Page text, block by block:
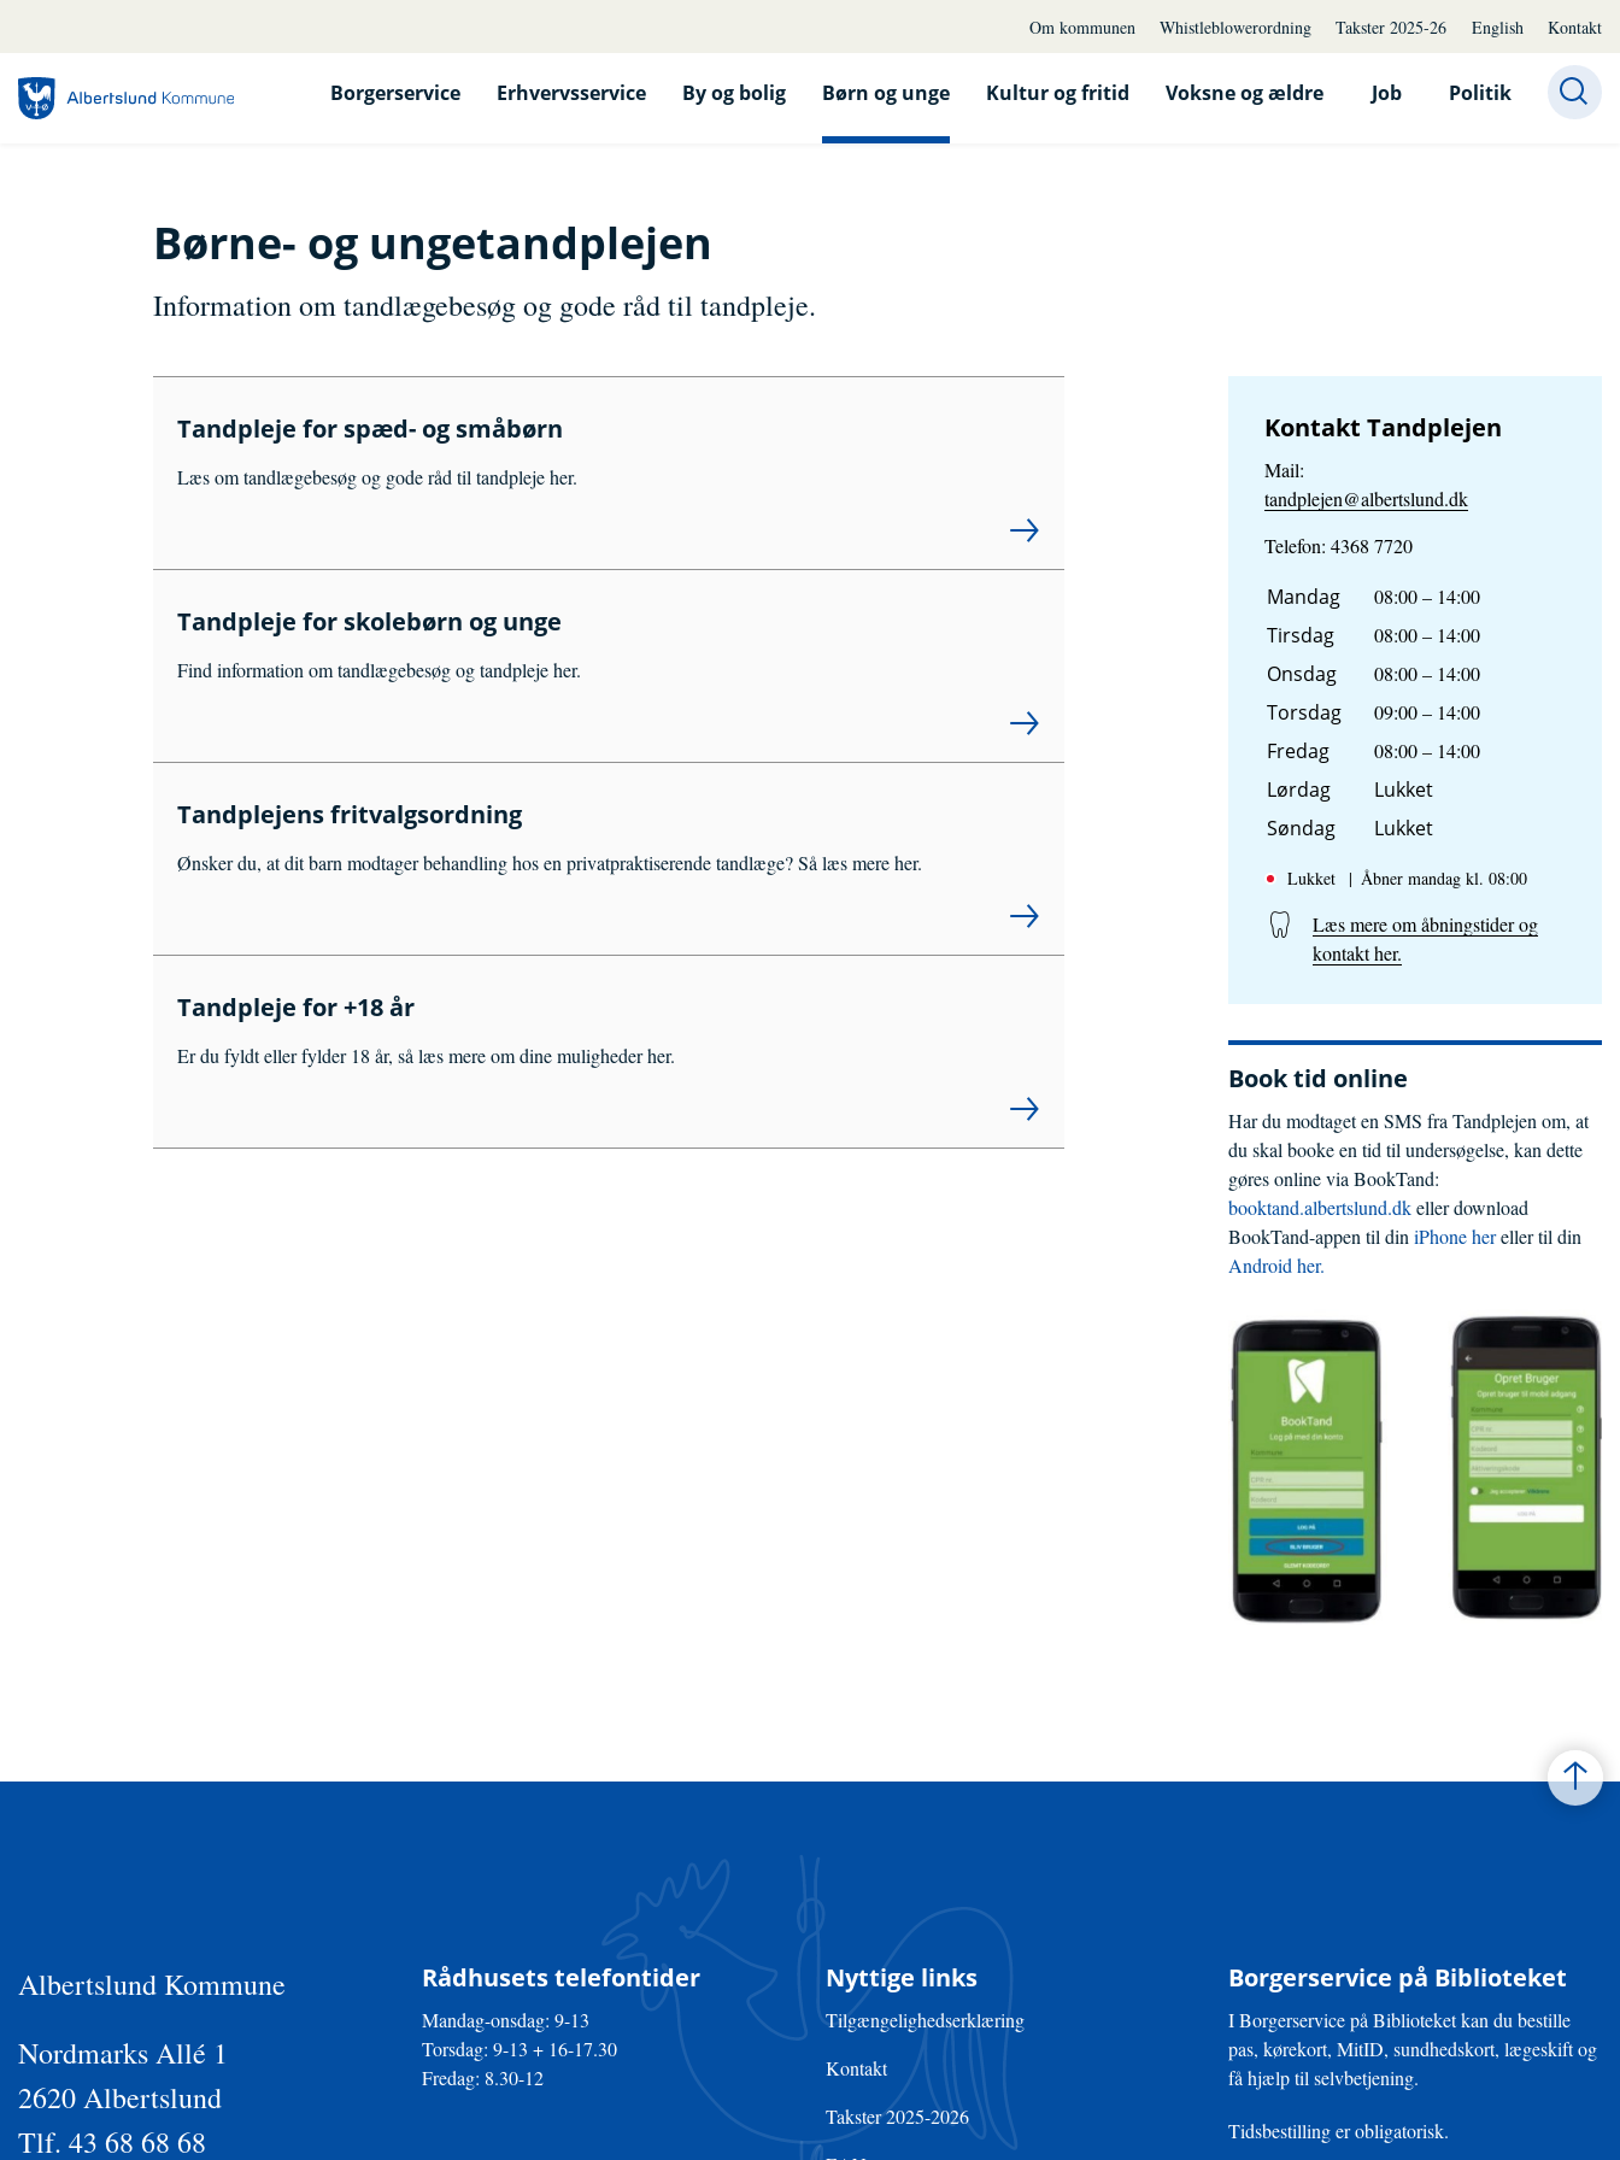
Om kommunen Whistleblowerordning Takster 2025-26 English Kontakt
Borgerservice Erhvervsservice By og bolig Børn og unge Kultur og fritid Voksne og ældre Job Politik
Børne- og ungetandplejen
Information om tandlægebesøg og gode råd til tandpleje.
Tandpleje for spæd- og småbørn
Læs om tandlægebesøg og gode råd til tandpleje her.
Tandpleje for skolebørn og unge
Find information om tandlægebesøg og tandpleje her.
Tandplejens fritvalgsordning
Ønsker du, at dit barn modtager behandling hos en privatpraktiserende tandlæge? Så læs mere her.
Tandpleje for +18 år
Er du fyldt eller fylder 18 år, så læs mere om dine muligheder her.
Kontakt Tandplejen
Mail:
tandplejen@albertslund.dk
Telefon: 4368 7720
Mandag 08:00 – 14:00
Tirsdag 08:00 – 14:00
Onsdag 08:00 – 14:00
Torsdag 09:00 – 14:00
Fredag 08:00 – 14:00
Lørdag
Lukket
Søndag
Lukket
Lukket Åbner mandag kl. 08:00
Læs mere om åbningstider og
kontakt her.
Book tid online
Har du modtaget en SMS fra Tandplejen om, at
du skal booke en tid til undersøgelse, kan dette
gøres online via BookTand:
booktand.albertslund.dkeller download
BookTand-appen til diniPhone hereller til din
Android her.
Albertslund Kommune
Nordmarks Allé 1
2620 Albertslund
Tlf. 43 68 68 68
Rådhusets telefontider
Mandag-onsdag: 9-13
Torsdag: 9-13 + 16-17.30
Fredag: 8.30-12
Nyttige links
Tilgængelighedserklæring
Kontakt
Takster 2025-2026
Borgerservice på Biblioteket
I Borgerservice på Biblioteket kan du bestille
pas, kørekort, MitID, sundhedskort, lægeskift og
få hjælp til selvbetjening.
Tidsbestilling er obligatorisk.